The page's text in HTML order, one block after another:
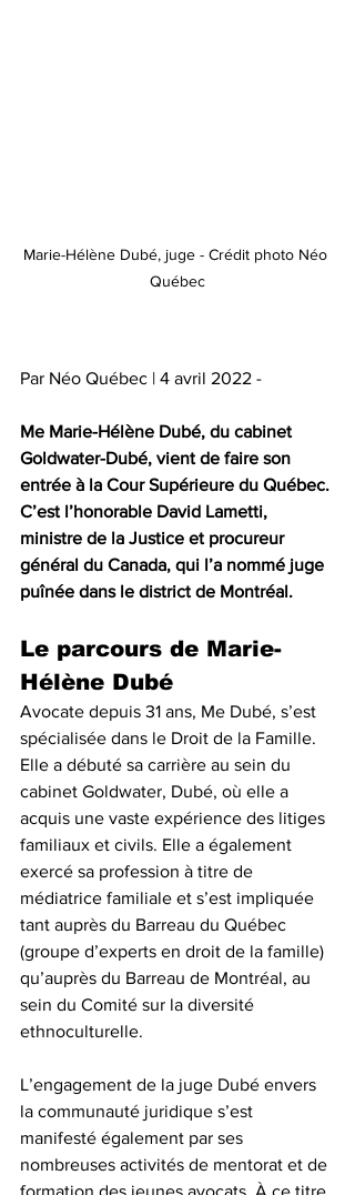
Marie-Hélène Dubé, juge - Crédit photo Néo
Québec
Par Néo Québec | 4 avril 2022 -
Me Marie-Hélène Dubé, du cabinet
Goldwater-Dubé, vient de faire son
entrée à la Cour Supérieure du Québec.
C’est l’honorable David Lametti,
ministre de la Justice et procureur
général du Canada, qui l’a nommé juge
puînée dans le district de Montréal.
Le parcours de Marie-
Hélène Dubé
Avocate depuis 31 ans, Me Dubé, s’est
spécialisée dans le Droit de la Famille.
Elle a débuté sa carrière au sein du
cabinet Goldwater, Dubé, où elle a
acquis une vaste expérience des litiges
familiaux et civils. Elle a également
exercé sa profession à titre de
médiatrice familiale et s’est impliquée
tant auprès du Barreau du Québec
(groupe d’experts en droit de la famille)
qu’auprès du Barreau de Montréal, au
sein du Comité sur la diversité
ethnoculturelle.
L’engagement de la juge Dubé envers
la communauté juridique s’est
manifesté également par ses
nombreuses activités de mentorat et de